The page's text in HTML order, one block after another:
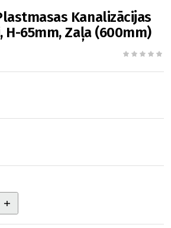
Kanalizācijas
H-65mm, Zaļa (600mm)